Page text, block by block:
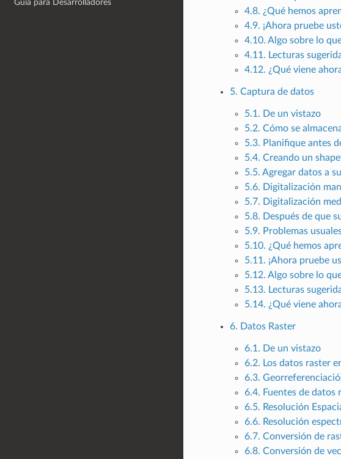
Guía para Desarrolladores
4.8. ¿Qué hemos
4.9. ¡Ahora pruebe
4.10. Algo sobre lo
4.11. Lecturas
4.12. ¿Qué viene
5. Captura de datos
5.1. De un vistazo
5.2. Cómo se
5.3. Planifique antes
5.4. Creando un
5.5. Agregar datos a
5.6. Digitalización
5.7. Digitalización
5.8. Después de que
5.9. Problemas
5.10. ¿Qué hemos
5.11. ¡Ahora pruebe
5.12. Algo sobre lo
5.13. Lecturas
5.14. ¿Qué viene
6. Datos Raster
6.1. De un vistazo
6.2. Los datos raster
6.3.
6.4. Fuentes de datos
6.5. Resolución
6.6. Resolución
6.7. Conversión de
6.8. Conversión de